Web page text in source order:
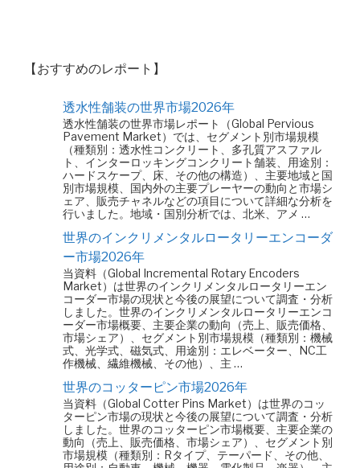
【おすすめのレポート】
透水性舗装の世界市場2026年
透水性舗装の世界市場レポート（Global Pervious
Pavement Market）では、セグメント別市場規模
（種類別：透水性コンクリート、多孔質アスファル
ト、インターロッキングコンクリート舗装、用途別：
ハードスケープ、床、その他の構造）、主要地域と国
別市場規模、国内外の主要プレーヤーの動向と市場シ
ェア、販売チャネルなどの項目について詳細な分析を
行いました。地域・国別分析では、北米、アメ …
世界のインクリメンタルロータリーエンコーダ
ー市場2026年
当資料（Global Incremental Rotary Encoders
Market）は世界のインクリメンタルロータリーエン
コーダー市場の現状と今後の展望について調査・分析
しました。世界のインクリメンタルロータリーエンコ
ーダー市場概要、主要企業の動向（売上、販売価格、
市場シェア）、セグメント別市場規模（種類別：機械
式、光学式、磁気式、用途別：エレベーター、NC工
作機械、繊維機械、その他）、主 …
世界のコッターピン市場2026年
当資料（Global Cotter Pins Market）は世界のコッ
ターピン市場の現状と今後の展望について調査・分析
しました。世界のコッターピン市場概要、主要企業の
動向（売上、販売価格、市場シェア）、セグメント別
市場規模（種類別：Rタイプ、テーパード、その他、